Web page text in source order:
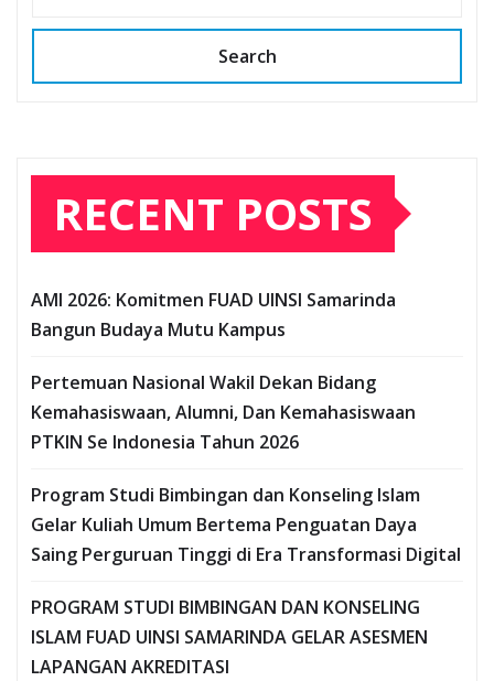
Search
RECENT POSTS
AMI 2026: Komitmen FUAD UINSI Samarinda
Bangun Budaya Mutu Kampus
Pertemuan Nasional Wakil Dekan Bidang
Kemahasiswaan, Alumni, Dan Kemahasiswaan
PTKIN Se Indonesia Tahun 2026
Program Studi Bimbingan dan Konseling Islam
Gelar Kuliah Umum Bertema Penguatan Daya
Saing Perguruan Tinggi di Era Transformasi Digital
PROGRAM STUDI BIMBINGAN DAN KONSELING
ISLAM FUAD UINSI SAMARINDA GELAR ASESMEN
LAPANGAN AKREDITASI